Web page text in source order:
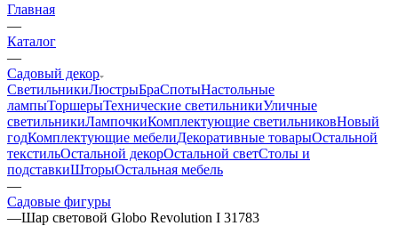
Главная
—
Каталог
—
Садовый декор
СветильникиЛюстрыБраСпотыНастольные
лампыТоршерыТехнические светильникиУличные
светильникиЛампочкиКомплектующие светильниковНовый
годКомплектующие мебелиДекоративные товарыОстальной
текстильОстальной декорОстальной светСтолы и
подставкиШторыОстальная мебель
—
Садовые фигуры
—Шар световой Globo Revolution I 31783